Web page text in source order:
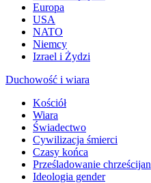
Europa
USA
NATO
Niemcy
Izrael i Żydzi
Duchowość i wiara
Kościół
Wiara
Świadectwo
Cywilizacja śmierci
Czasy końca
Prześladowanie chrześcijan
Ideologia gender